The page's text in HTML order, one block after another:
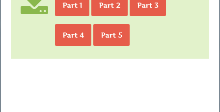
Part 1 Part 2 Part 3
Part 4 Part 5